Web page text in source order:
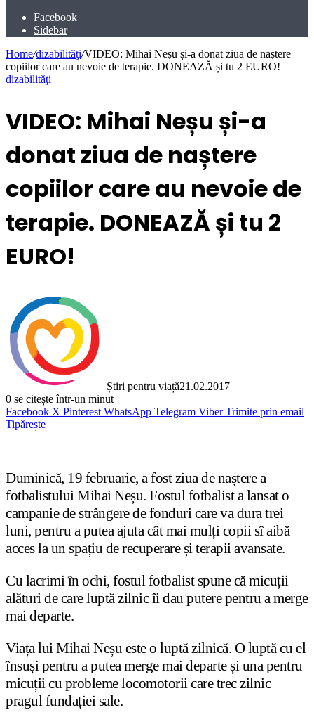
Facebook
Sidebar
Home/dizabilităţi/VIDEO: Mihai Neșu și-a donat ziua de naștere
copiilor care au nevoie de terapie. DONEAZĂ și tu 2 EURO!
dizabilităţi
VIDEO: Mihai Neșu și-a
donat ziua de naștere
copiilor care au nevoie de
terapie. DONEAZĂ și tu 2
EURO!
Știri pentru viață21.02.2017
0 se citește într-un minut
Facebook X Pinterest WhatsApp Telegram Viber Trimite prin email
Tipărește
Duminică, 19 februarie, a fost ziua de naștere a
fotbalistului Mihai Neșu. Fostul fotbalist a lansat o
campanie de strângere de fonduri care va dura trei
luni, pentru a putea ajuta cât mai mulți copii sî aibă
acces la un spațiu de recuperare și terapii avansate.
Cu lacrimi în ochi, fostul fotbalist spune că micuții
alături de care luptă zilnic îi dau putere pentru a merge
mai departe.
Viața lui Mihai Neșu este o luptă zilnică. O luptă cu el
însuși pentru a putea merge mai departe și una pentru
micuții cu probleme locomotorii care trec zilnic
pragul fundației sale.